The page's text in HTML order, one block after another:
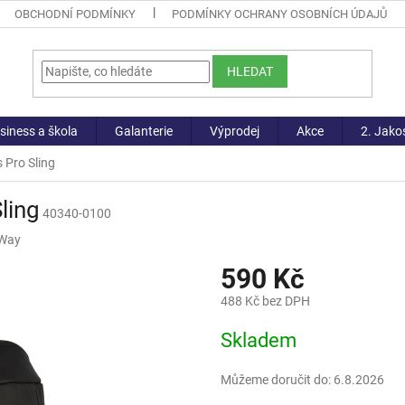
OBCHODNÍ PODMÍNKY PODMÍNKY OCHRANY OSOBNÍCH ÚDAJŮ
HLEDAT
a škola Galanterie Výprodej Akce 2.
Pro Sling
40340-0100
590 Kč
488 Kč bez DPH
cena:
Skladem
Můžeme doručit do: 6.8.2026